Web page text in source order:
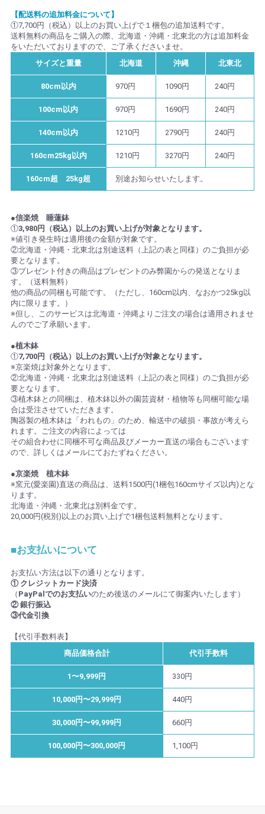
【配送料の追加料金について】
①7,700円（税込）以上のお買い上げで１梱包の追加送料です。
送料無料の商品をご購入の際、北海道・沖縄・北東北の方は追加料金
をいただいておりますので、ご了承くださいませ。
サイズと重量
北海道 沖縄 北東北
80cm以内 970円 1090円 240円
100cm以内 970円 1690円 240円
140cm以内 1210円 2790円 240円
160cm25kg以内 1210円 3270円 240円
160cm超 25kg超 別途お知らせいたします。
●信楽焼 睡蓮鉢
①3,980円（税込）以上のお買い上げが対象となります。
※値引き発生時は適用後の金額が対象です。
②北海道・沖縄・北東北は別途送料（上記の表と同様）のご負担が必
要となります。
③プレゼント付きの商品はプレゼントのみ弊園からの発送となりま
す。（送料無料）
他の商品の同梱も可能です。（ただし、160cm以内、なおかつ25kg以
内に限ります。）
※但し、このサービスは北海道・沖縄よりご注文の場合は適用されませ
んのでご了承願います。
●植木鉢
①7,700円（税込）以上のお買い上げが対象となります。
※京楽焼は対象外となります。
②北海道・沖縄・北東北は別途送料（上記の表と同様）のご負担が必
要となります。
③植木鉢との同梱は、植木鉢以外の園芸資材・植物等も同梱可能な場
合は受注させていただきます。
陶器製の植木鉢は「われもの」のため、輸送中の破損・事故が考えら
れます。ご注文の内容によっては
その組合わせに同梱不可な商品及びメーカー直送の場合もございます
ので、詳しくはメールにておたずねください。
●京楽焼 植木鉢
※窯元(愛楽園)直送の商品は、送料1500円(1梱包160cmサイズ以内)とな
ります。
北海道・沖縄・北東北は別料金です。
20,000円(税別)以上のお買い上げで1梱包送料無料となります。
■お支払いについて
お支払い方法は以下の通りとなります。
① クレジットカード決済
（ PayPalでのお支払いのため後送のメールにて御案内いたします）
② 銀行振込
③代金引換
【代引手数料表】
商品価格合計
代引手数料
1〜9,999円 330円
10,000円〜29,999円 440円
30,000円〜99,999円 660円
100,000円〜300,000円 1,100円